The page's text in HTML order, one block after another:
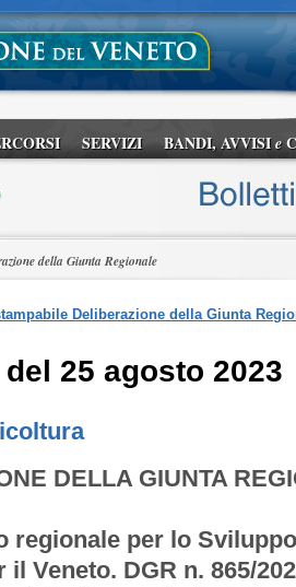
SERVIZI BANDI, AVVISIe
della Giunta Regionale
Deliberazione della Giunta
25 agosto 2023
DELLA GIUNTA
regionale per lo
il Veneto. DGR n. 865/